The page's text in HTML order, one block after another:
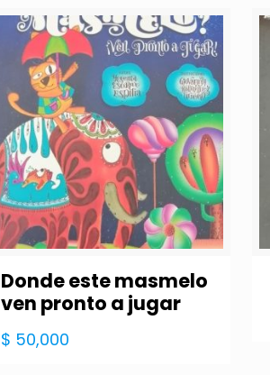
Donde este masmelo
ven pronto a jugar
$ 50,000